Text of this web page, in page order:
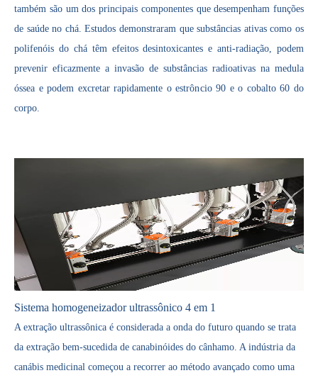
Tecnologia de corte ultrassônico de bolo
A aplicação de ultrassônica na indústria de costura reflete
Tecnologia de corte ultrassônico de chocolate
A aplicação de ultrassônica na indústria de costura reflete
também são um dos principais componentes que desempenham funções
de saúde no chá. Estudos demonstraram que substâncias ativas como os
polifenóis do chá têm efeitos desintoxicantes e anti-radiação, podem
prevenir eficazmente a invasão de substâncias radioativas na medula
óssea e podem excretar rapidamente o estrôncio 90 e o cobalto 60 do
corpo.
Sistema homogeneizador ultrassônico 4 em 1
A extração ultrassônica é considerada a onda do futuro quando se trata
da extração bem-sucedida de canabinóides do cânhamo. A indústria da
canábis medicinal começou a recorrer ao método avançado como uma